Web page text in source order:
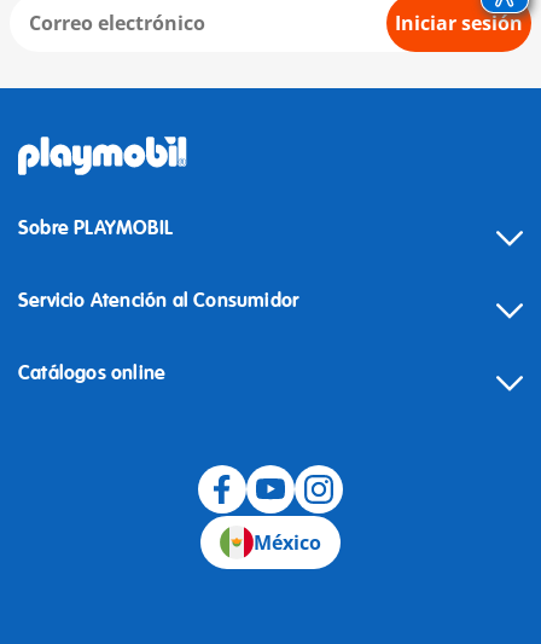
Iniciar sesión
Sobre PLAYMOBIL
Servicio Atención al Consumidor
Catálogos online
México